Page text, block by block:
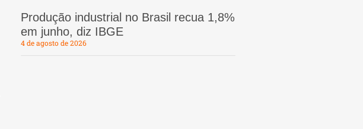
Produção industrial no Brasil recua 1,8%
em junho, diz IBGE
4 de agosto de 2026